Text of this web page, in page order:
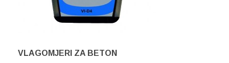
VLAGOMJERI ZA BETON